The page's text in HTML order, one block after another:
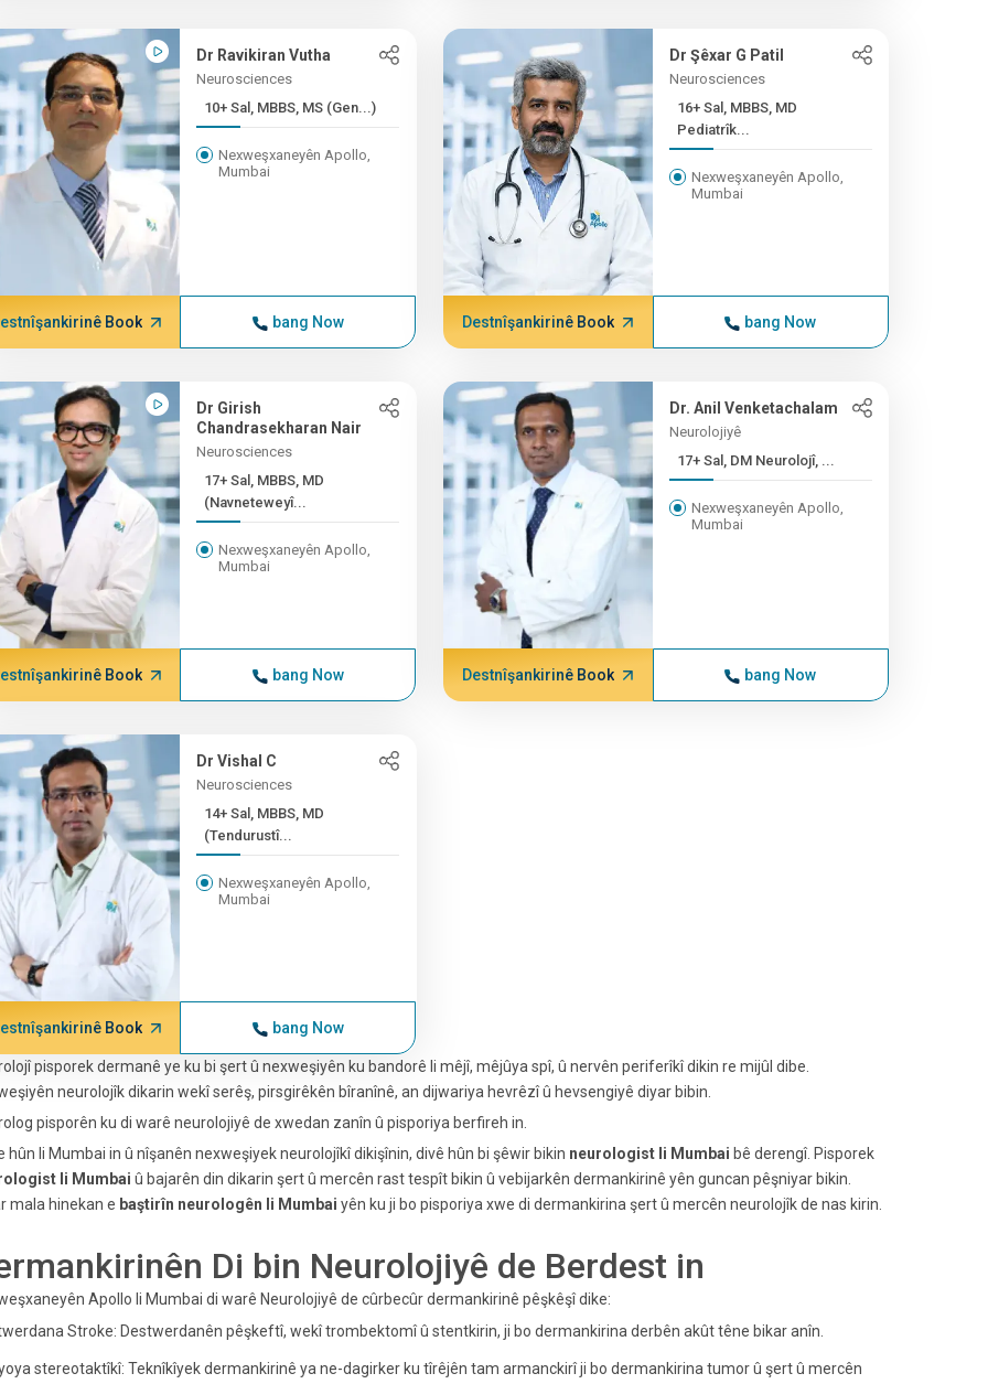
Dr Ravikiran Vutha
Neurosciences
10+ Sal, MBBS, MS (Gen...)
Nexweşxaneyên Apollo,
Mumbai
Book bang Now
Dr Şêxar G Patil
Neurosciences
16+ Sal, MBBS, MD
Pediatrîk...
Nexweşxaneyên Apollo,
Mumbai
Destnîşankirinê Book bang Now
Dr Girish
Chandrasekharan Nair
Neurosciences
17+ Sal, MBBS, MD
(Navneteweyî...
Nexweşxaneyên Apollo,
Mumbai
Book bang Now
Dr. Anil Venketachalam
Neurolojiyê
17+ Sal, DM Neurolojî, ...
Nexweşxaneyên Apollo,
Mumbai
Destnîşankirinê Book bang Now
Dr Vishal C
Neurosciences
14+ Sal, MBBS, MD
(Tendurustî...
Nexweşxaneyên Apollo,
Mumbai
Book bang Now
pisporek dermanê ye ku bi şert û nexweşiyên ku bandorê li mêjî, mêjûya spî, û nervên periferîkî dikin re mijûl dibe.
neurolojîk dikarin wekî serêş, pirsgirêkên bîranînê, an dijwariya hevrêzî û hevsengiyê diyar bibin.
pisporên ku di warê neurolojiyê de xwedan zanîn û pisporiya berfireh in.
hûn li Mumbai in û nîşanên nexweşiyek neurolojîkî dikişînin, divê hûn bi şêwir bikin neurologist li Mumbai bê derengî. Pisporek
li Mumbai û bajarên din dikarin şert û mercên rast tespît bikin û vebijarkên dermankirinê yên guncan pêşniyar bikin.
mala hinekan e baştirîn neurologên li Mumbai yên ku ji bo pisporiya xwe di dermankirina şert û mercên neurolojîk de nas kirin.
Di bin Neurolojiyê de Berdest in
Apollo li Mumbai di warê Neurolojiyê de cûrbecûr dermankirinê pêşkêşî dike:
Stroke: Destwerdanên pêşkeftî, wekî trombektomî û stentkirin, ji bo dermankirina derbên akût têne bikar anîn.
stereotaktîkî: Teknîkîyek dermankirinê ya ne-dagirker ku tîrêjên tam armanckirî ji bo dermankirina tumor û şert û mercên